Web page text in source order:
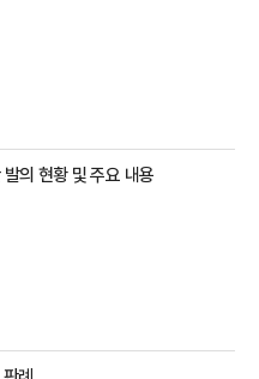
의 현황 및 주요 내용